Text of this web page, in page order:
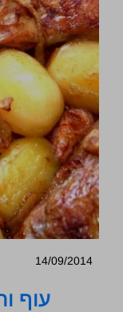
14/09/2014
עוף